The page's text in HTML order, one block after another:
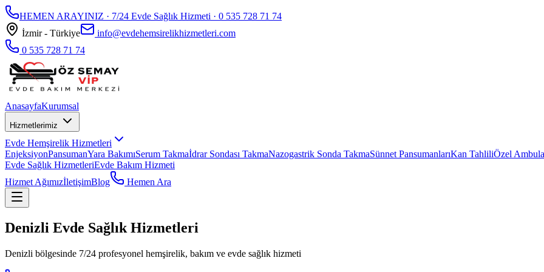
HEMEN ARAYINIZ · 7/24 Evde Sağlık Hizmeti · 0 535 728 71 74
İzmir - Türkiye
info@evdehemsirelikhizmetleri.com
0 535 728 71 74
AnasayfaKurumsal
Hizmetlerimiz
Evde Hemşirelik Hizmetleri
EnjeksiyonPansumanYara BakımıSerum Takmaİdrar Sondası TakmaNazogastrik Sonda TakmaSünnet PansumanlarıKan TahliliÖzel
Evde Sağlık HizmetleriEvde Bakım Hizmeti
Hizmet AğımızİletişimBlog Hemen Ara
Denizli Evde Sağlık Hizmetleri
Denizli bölgesinde 7/24 profesyonel hemşirelik, bakım ve evde sağlık hizmeti